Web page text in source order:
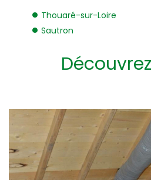
Thouaré-sur-Loire
Sautron